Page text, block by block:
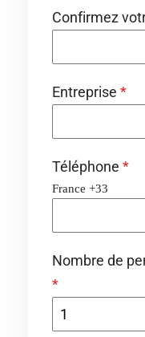
Confirmez
Entreprise *
Téléphone *
France +33
Nombre de
*